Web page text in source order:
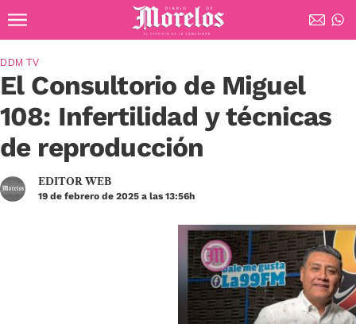
Diario de Morelos
El Consultorio de Miguel
108: Infertilidad y técnicas
de reproducción
DDM TV
EDITOR WEB
19 de febrero de 2025 a las 13:56h